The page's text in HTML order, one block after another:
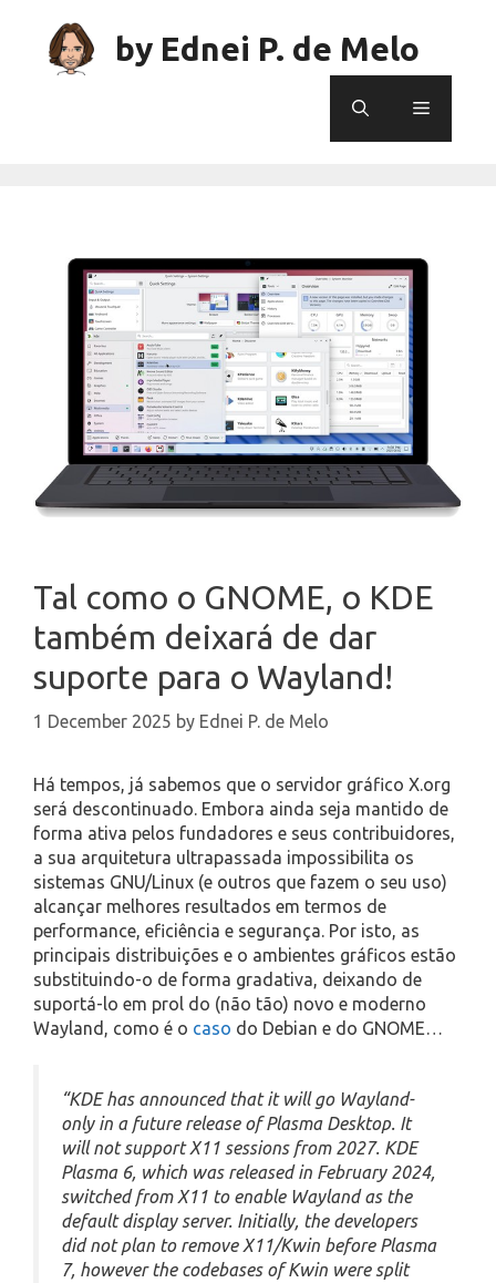
content
by Ednei P. de Melo
Menu
Tal como o GNOME, o KDE
também deixará de dar
suporte para o Wayland!
1 December 2025 by Ednei P. de Melo
Há tempos, já sabemos que o servidor gráfico X.org
será descontinuado. Embora ainda seja mantido de
forma ativa pelos fundadores e seus contribuidores,
a sua arquitetura ultrapassada impossibilita os
sistemas GNU/Linux (e outros que fazem o seu uso)
alcançar melhores resultados em termos de
performance, eficiência e segurança. Por isto, as
principais distribuições e o ambientes gráficos estão
substituindo-o de forma gradativa, deixando de
suportá-lo em prol do (não tão) novo e moderno
Wayland, como é o caso do Debian e do GNOME…
“KDE has announced that it will go Wayland-
only in a future release of Plasma Desktop. It
will not support X11 sessions from 2027. KDE
Plasma 6, which was released in February 2024,
switched from X11 to enable Wayland as the
default display server. Initially, the developers
did not plan to remove X11/Kwin before Plasma
7, however the codebases of Kwin were split